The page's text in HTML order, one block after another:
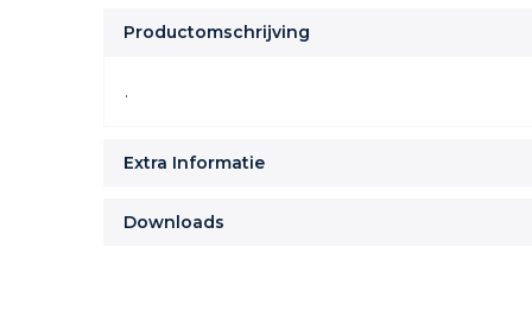
Productomschrijving
.
Extra Informatie
Downloads